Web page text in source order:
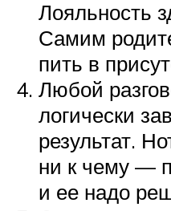
Лояльность
Самим
пить в
Любой
логически
результат.
ни к чему —
и ее надо